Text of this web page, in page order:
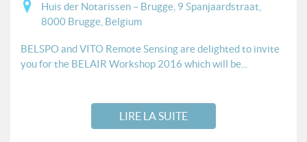
Huis der Notarissen – Brugge, 9 Spanjaardstraat,
8000 Brugge, Belgium
BELSPO and VITO Remote Sensing are delighted to invite
you for the BELAIR Workshop 2016 which will be...
LIRE LA SUITE